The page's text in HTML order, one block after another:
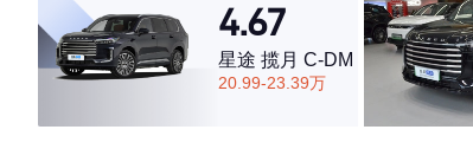
4.67
星途 揽月 C-DM
20.99-23.39万